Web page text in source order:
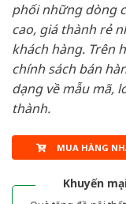
phối những dòng
cao, giá thành rẻ
khách hàng. Trên
chính sách bán
dạng về mẫu mã,
thành.
MUA HÀNG
Khuyến